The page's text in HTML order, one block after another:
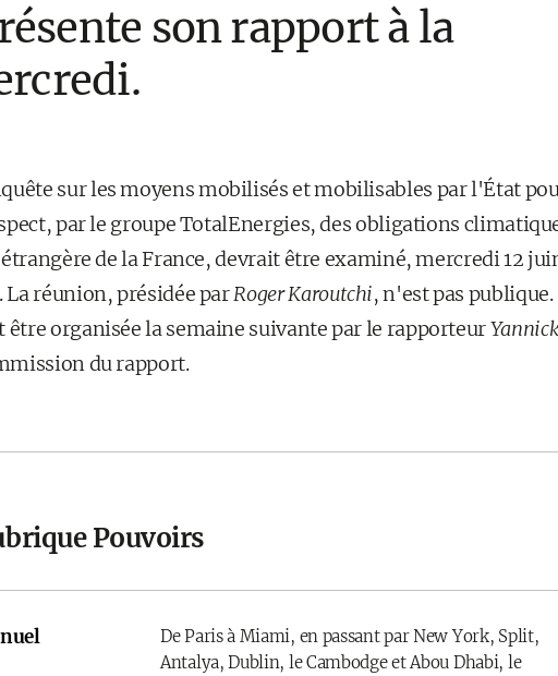
son rapport à la
sur les moyens mobilisés et mobilisables par l'État
par le groupe TotalEnergies, des obligations
de la France, devrait être examiné, mercredi 12
La réunion, présidée parRoger Karoutchi, n'est pas publique.
être organisée la semaine suivante par le rapporteurYannick
du rapport.
Pouvoirs
De Paris à Miami, en passant par New York, Split,
Antalya, Dublin, le Cambodge et Abou Dhabi, le